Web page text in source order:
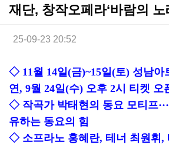
재단, 창작오페라‘바람의 노
25-09-23 20:52
본문
◇ 11월 14일(금)~15일(토) 성남아
연, 9월 24일(수) 오후 2시 티켓 오
◇ 작곡가 박태현의 동요 모티프
유하는 동요의 힘
◇ 소프라노 홍혜란, 테너 최원휘,